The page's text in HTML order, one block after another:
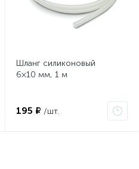
Шланг силиконовый
6×10 мм, 1 м
195 ₽ /шт.